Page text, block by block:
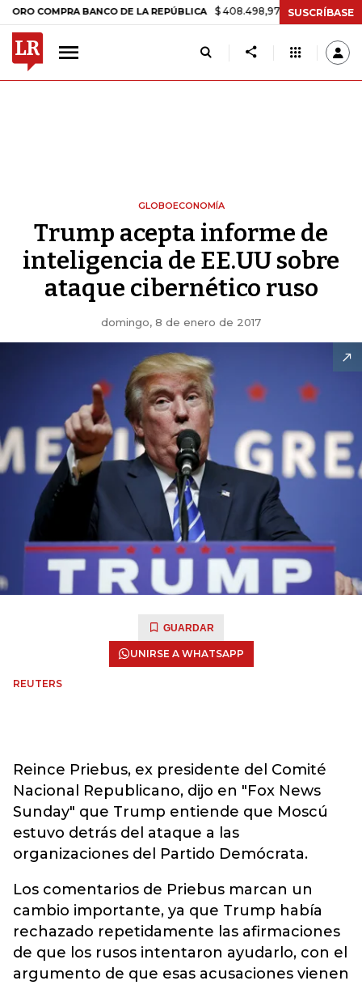
BANCO DE LA REPÚBLICA $ 408.498,97 +$ 8.753,81 +2,19%
SUSCRÍBASE
GLOBOECONOMÍA
Trump acepta informe de
inteligencia de EE.UU sobre
ataque cibernético ruso
domingo, 8 de enero de 2017
GUARDAR
UNIRSE A WHATSAPP
REUTERS
Reince Priebus, ex presidente del Comité
Nacional Republicano, dijo en "Fox News
Sunday" que Trump entiende que Moscú
estuvo detrás del ataque a las
organizaciones del Partido Demócrata.
Los comentarios de Priebus marcan un
cambio importante, ya que Trump había
rechazado repetidamente las afirmaciones
de que los rusos intentaron ayudarlo, con el
argumento de que esas acusaciones vienen